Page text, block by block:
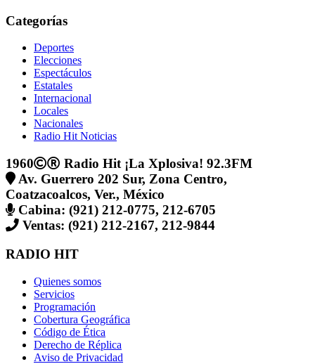
Categorías
Deportes
Elecciones
Espectáculos
Estatales
Internacional
Locales
Nacionales
Radio Hit Noticias
1960
Radio Hit ¡La Xplosiva! 92.3FM
Av. Guerrero 202 Sur, Zona Centro,
Coatzacoalcos, Ver., México
Cabina: (921) 212-0775, 212-6705
Ventas: (921) 212-2167, 212-9844
RADIO HIT
Quienes somos
Servicios
Programación
Cobertura Geográfica
Código de Ética
Derecho de Réplica
Aviso de Privacidad